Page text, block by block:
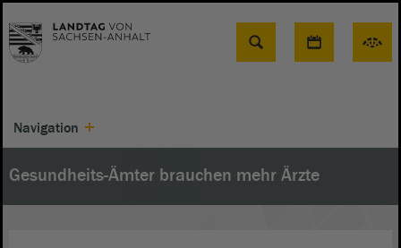
Suche
Navigation
Gesundheits-Ämter brauchen mehr Ärzte